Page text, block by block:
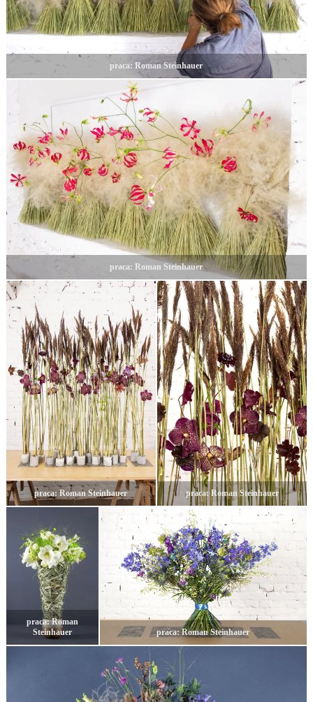
praca: Roman Steinhauer
praca: Roman Steinhauer
praca: Roman Steinhauer praca: Roman Steinhauer
praca: Roman
Steinhauer
praca: Roman Steinhauer